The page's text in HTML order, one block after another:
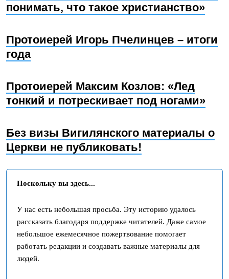
понимать, что такое христианство»
Протоиерей Игорь Пчелинцев – итоги
года
Протоиерей Максим Козлов: «Лед
тонкий и потрескивает под ногами»
Без визы Вигилянского материалы о
Церкви не публиковать!
Поскольку вы здесь...
У нас есть небольшая просьба. Эту историю удалось
рассказать благодаря поддержке читателей. Даже самое
небольшое ежемесячное пожертвование помогает
работать редакции и создавать важные материалы для
людей.